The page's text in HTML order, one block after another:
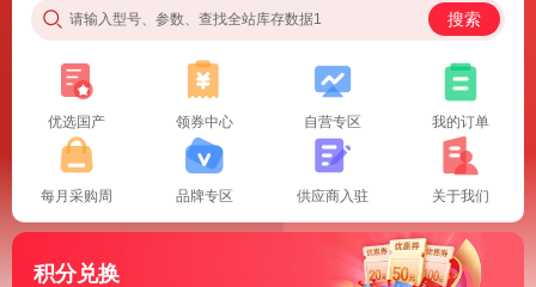
请输入型号、参数、查找全站库存数据1 搜索
优选国产 领券中心 自营专区 我的订单
每月采购周 品牌专区 供应商入驻 关于我们
积分兑换